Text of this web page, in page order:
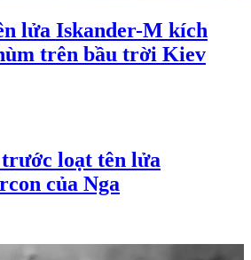
lửa Iskander-M kích
trên bầu trời Kiev
loạt tên lửa
của Nga